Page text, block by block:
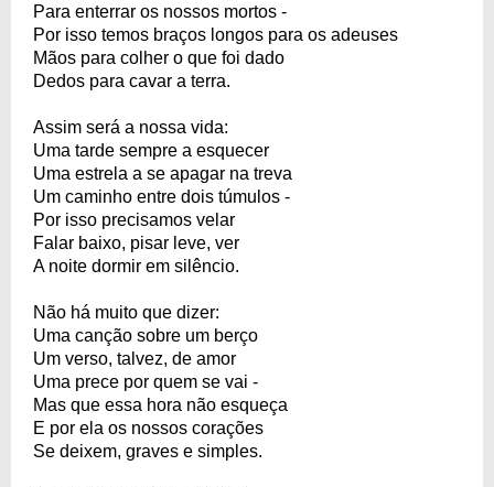
Para enterrar os nossos mortos -
Por isso temos braços longos para os adeuses
Mãos para colher o que foi dado
Dedos para cavar a terra.
Assim será a nossa vida:
Uma tarde sempre a esquecer
Uma estrela a se apagar na treva
Um caminho entre dois túmulos -
Por isso precisamos velar
Falar baixo, pisar leve, ver
A noite dormir em silêncio.
Não há muito que dizer:
Uma canção sobre um berço
Um verso, talvez, de amor
Uma prece por quem se vai -
Mas que essa hora não esqueça
E por ela os nossos corações
Se deixem, graves e simples.